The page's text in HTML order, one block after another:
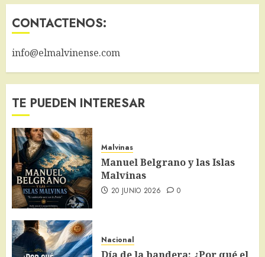
CONTACTENOS:
info@elmalvinense.com
TE PUEDEN INTERESAR
Malvinas
Manuel Belgrano y las Islas
Malvinas
20 JUNIO 2026 0
Nacional